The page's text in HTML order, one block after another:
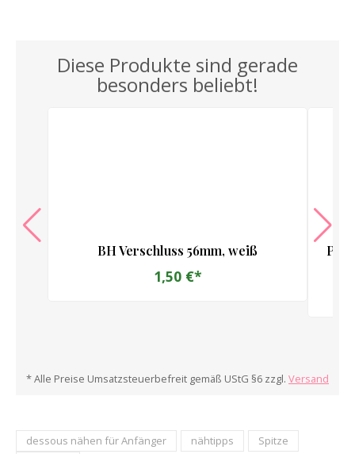
Diese Produkte sind gerade
besonders beliebt!
BH Verschluss 56mm, weiß
1,50 €*
* Alle Preise Umsatzsteuerbefreit gemäß UStG §6 zzgl. Versand
dessous nähen für Anfänger nähtipps
Spitze